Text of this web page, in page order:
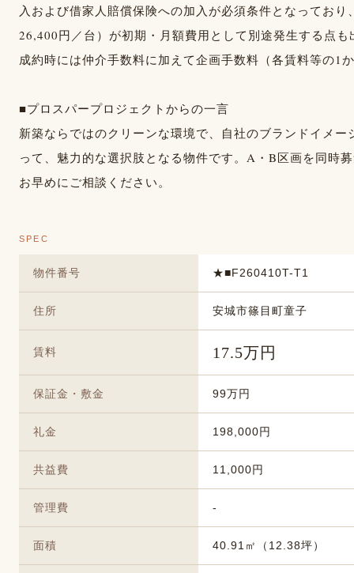
入および借家人賠償保険への加入が必須条件となってお
26,400円／台）が初期・月額費用として別途発生する点
成約時には仲介手数料に加えて企画手数料（各賃料等の1
■プロスパープロジェクトからの一言
新築ならではのクリーンな環境で、自社のブランドイメ
って、魅力的な選択肢となる物件です。A・B区画を同時
お早めにご相談ください。
SPEC
物件番号 ★■F260410T-T1
住所 安城市篠目町童子
賃料 17.5万円
保証金・敷金 99万円
礼金 198,000円
共益費 11,000円
管理費 -
面積 40.91㎡（12.38坪）